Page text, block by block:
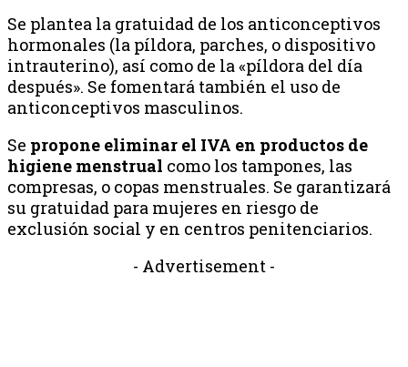
Se plantea la gratuidad de los anticonceptivos
hormonales (la píldora, parches, o dispositivo
intrauterino), así como de la «píldora del día
después». Se fomentará también el uso de
anticonceptivos masculinos.
Se propone eliminar el IVA en productos de
higiene menstrual como los tampones, las
compresas, o copas menstruales. Se garantizará
su gratuidad para mujeres en riesgo de
exclusión social y en centros penitenciarios.
- Advertisement -